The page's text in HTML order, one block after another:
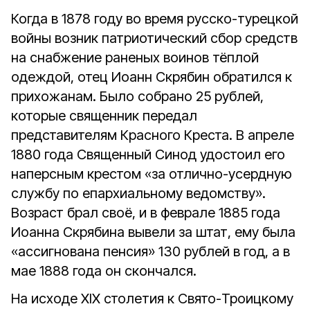
Когда в 1878 году во время русско-турецкой
войны возник патриотический сбор средств
на снабжение раненых воинов тёплой
одеждой, отец Иоанн Скрябин обратился к
прихожанам. Было собрано 25 рублей,
которые священник передал
представителям Красного Креста. В апреле
1880 года Священный Синод удостоил его
наперсным крестом «за отлично-усердную
службу по епархиальному ведомству».
Возраст брал своё, и в феврале 1885 года
Иоанна Скрябина вывели за штат, ему была
«ассигнована пенсия» 130 рублей в год, а в
мае 1888 года он скончался.
На исходе XIX столетия к Свято-Троицкому